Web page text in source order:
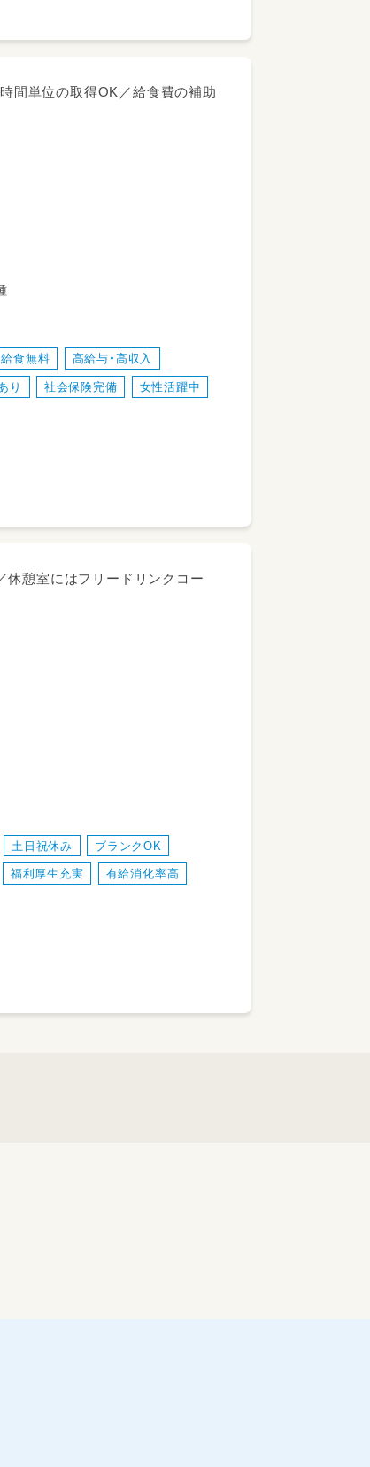
間単位の取得OK／給食費の補助
ー
給食無料 高給与・高収入
り 社会保険完備 女性活躍中
憩室にはフリードリンクコー
り）
なので、
安心です◎
土日祝休み ブランクOK
福利厚生充実 有給消化率高